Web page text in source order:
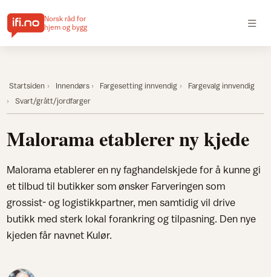
Norsk råd for
hjem og bygg
Startsiden Innendørs Fargesetting innvendig
Fargevalg innvendig
Svart/grått/jordfarger
Malorama etablerer ny kjede
Malorama etablerer en ny faghandelskjede for å kunne gi
et tilbud til butikker som ønsker Farveringen som
grossist- og logistikkpartner, men samtidig vil drive
butikk med sterk lokal forankring og tilpasning. Den nye
kjeden får navnet Kulør.